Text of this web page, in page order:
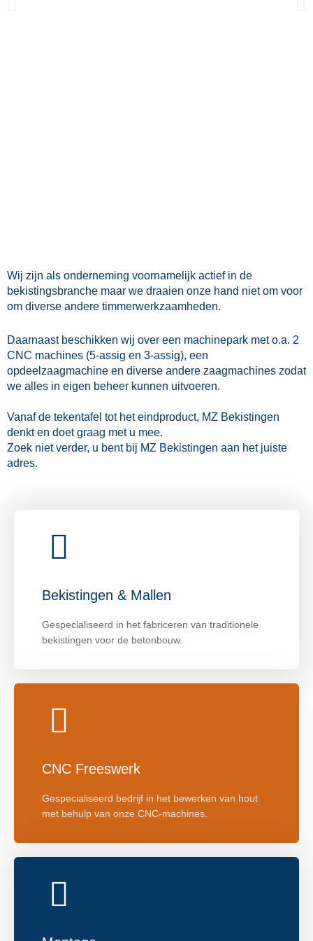
Wij zijn als onderneming voornamelijk actief in de
bekistingsbranche maar we draaien onze hand niet om voor
om diverse andere timmerwerkzaamheden.
Daarnaast beschikken wij over een machinepark met o.a. 2
CNC machines (5-assig en 3-assig), een
opdeelzaagmachine en diverse andere zaagmachines zodat
we alles in eigen beheer kunnen uitvoeren.
Vanaf de tekentafel tot het eindproduct, MZ Bekistingen
denkt en doet graag met u mee.
Zoek niet verder, u bent bij MZ Bekistingen aan het juiste
adres.
Bekistingen & Mallen
Gespecialiseerd in het fabriceren van traditionele
bekistingen voor de betonbouw.
CNC Freeswerk
Gespecialiseerd bedrijf in het bewerken van hout
met behulp van onze CNC-machines.